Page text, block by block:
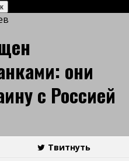
они
с Россией
Твитнуть